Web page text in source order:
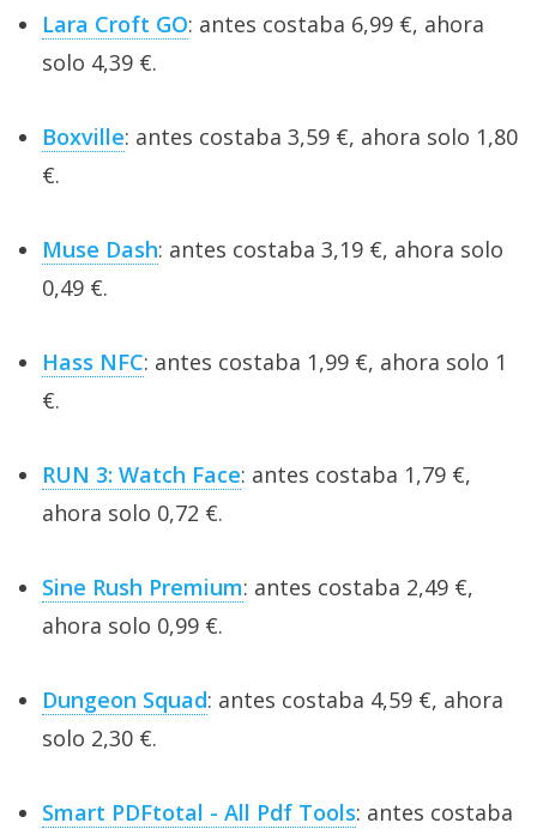
Lara Croft GO: antes costaba 6,99 €, ahora
solo 4,39 €.
Boxville: antes costaba 3,59 €, ahora solo 1,80
€.
Muse Dash: antes costaba 3,19 €, ahora solo
0,49 €.
Hass NFC: antes costaba 1,99 €, ahora solo 1
€.
RUN 3: Watch Face: antes costaba 1,79 €,
ahora solo 0,72 €.
Sine Rush Premium: antes costaba 2,49 €,
ahora solo 0,99 €.
Dungeon Squad: antes costaba 4,59 €, ahora
solo 2,30 €.
Smart PDFtotal - All Pdf Tools: antes costaba